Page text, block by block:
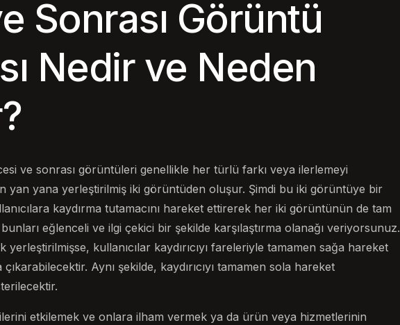
Sonrası Görüntü
Nedir ve Neden
ve sonrası görüntüleri genellikle her türlü farkı veya ilerlemeyi
yan yana yerleştirilmiş iki görüntüden oluşur. Şimdi bu iki görüntüye bir
kaydırma tutamacını hareket ettirerek her iki görüntünün de tam
eğlenceli ve ilgi çekici bir şekilde karşılaştırma olanağı veriyorsunuz.
yerleştirilmişse, kullanıcılar kaydırıcıyı fareleriyle tamamen sağa hareket
Aynı şekilde, kaydırıcıyı tamamen sola hareket
etkilemek ve onlara ilham vermek ya da ürün veya hizmetlerinin